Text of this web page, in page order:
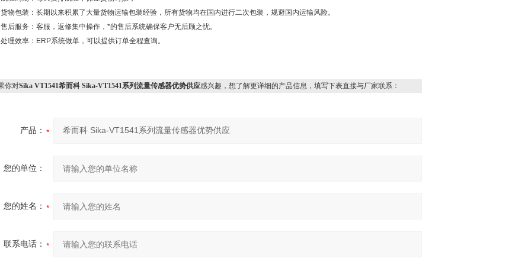
货物包装：长期以来积累了大量货物运输包装经验，所有货物均在国内进行二次包装，规避国内运输风险。
售后服务：客服，返修集中操作，*的售后系统确保客户无后顾之忧。
处理效率： ERP系统做单，可以提供订单全程查询。
对Sika VT1541希而科 Sika-VT1541系列流量传感器优势供应感兴趣，想了解更详细的产品信息，填写下表直接与厂家联系：
产品：
您的单位：
您的姓名：
联系电话：